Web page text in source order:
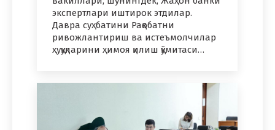
экспертлари иштирок этдилар.
Давра суҳбатини Рақобатни
ривожлантириш ва истеъмолчилар
ҳуқуқларини ҳимоя қилиш қўмитаси…